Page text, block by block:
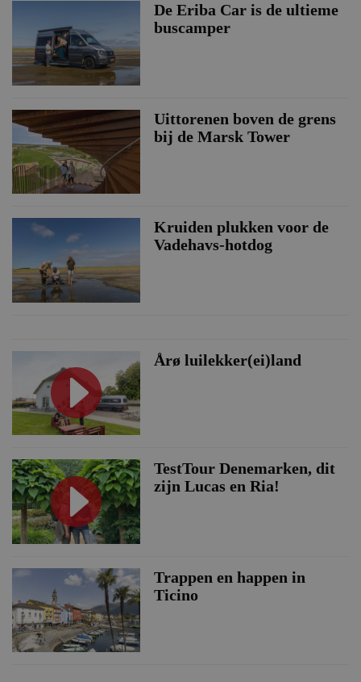
De Eriba Car is de ultieme
buscamper
Uittorenen boven de grens
bij de Marsk Tower
Kruiden plukken voor de
Vadehavs-hotdog
Årø luilekker(ei)land
TestTour Denemarken, dit
zijn Lucas en Ria!
Trappen en happen in
Ticino